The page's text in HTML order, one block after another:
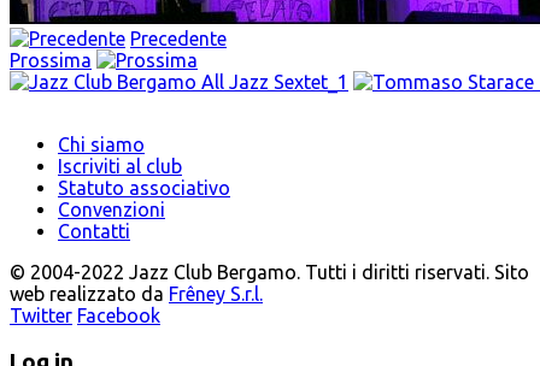
Precedente
Prossima
Chi siamo
Iscriviti al club
Statuto associativo
Convenzioni
Contatti
© 2004-2022 Jazz Club Bergamo. Tutti i diritti riservati. Sito
web realizzato da Frêney S.r.l.
Twitter Facebook